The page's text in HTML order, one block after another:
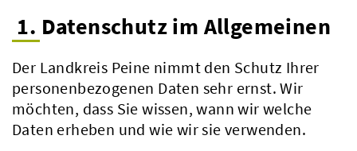
1. Datenschutz im Allgemeinen
Der Landkreis Peine nimmt den Schutz Ihrer
personenbezogenen Daten sehr ernst. Wir
möchten, dass Sie wissen, wann wir welche
Daten erheben und wie wir sie verwenden.